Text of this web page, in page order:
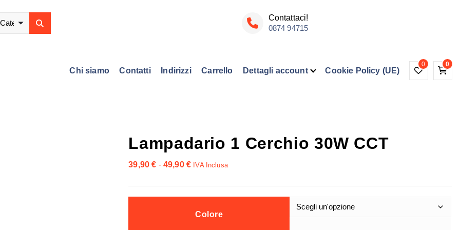
Contattaci!
0874 94715
Chi siamo Contatti Indirizzi Carrello Dettagli account Cookie Policy (UE)
0 0
Lampadario 1 Cerchio 30W CCT
39,90€ - 49,90 €FIVA Inclusa
Colore